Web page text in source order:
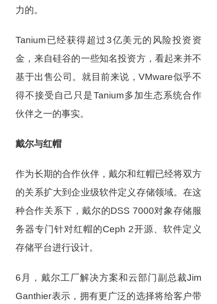
力的。
Tanium已经获得超过3亿美元的风险投资资
金，来自硅谷的一些知名投资方，看起来并不
基于出售公司。就目前来说，VMware似乎不
得不接受自己只是Tanium多加生态系统合作
伙伴之一的事实。
戴尔与红帽
作为长期的合作伙伴，戴尔和红帽已经将双方
的关系扩大到企业级软件定义存储领域。在这
种合作关系下，戴尔的DSS 7000对象存储服
务器专门针对红帽的Ceph 2开源、软件定义
存储平台进行设计。
6月，戴尔工厂解决方案和云部门副总裁Jim
Ganthier表示，拥有更广泛的选择将给客户带